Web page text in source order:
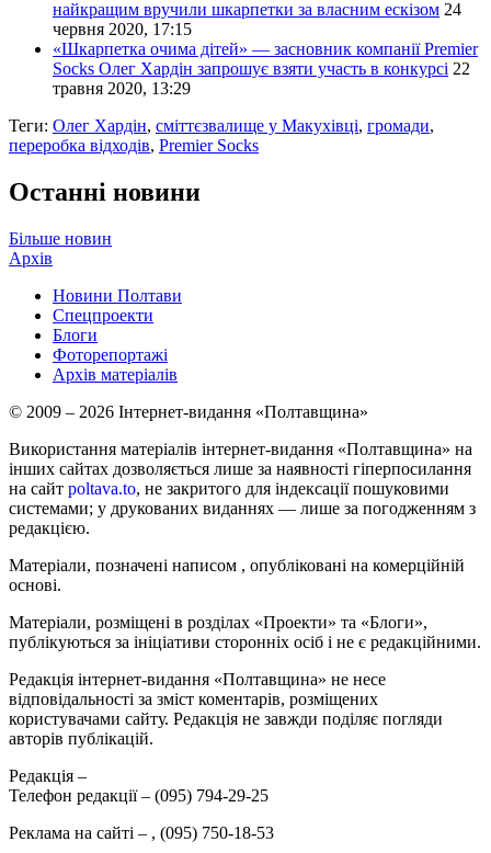
найкращим вручили шкарпетки за власним ескізом 24
червня 2020, 17:15
«Шкарпетка очима дітей» — засновник компанії Premier
Socks Олег Хардін запрошує взяти участь в конкурсі 22
травня 2020, 13:29
Теги: Олег Хардін, сміттєзвалище у Макухівці, громади,
переробка відходів, Premier Socks
Останні новини
Більше новин
Архів
Новини Полтави
Спецпроекти
Блоги
Фоторепортажі
Архів матеріалів
© 2009 – 2026 Інтернет-видання «Полтавщина»
Використання матеріалів інтернет-видання «Полтавщина» на
інших сайтах дозволяється лише за наявності гіперпосилання
на сайт poltava.to, не закритого для індексації пошуковими
системами; у друкованих виданнях — лише за погодженням з
редакцією.
Матеріали, позначені написом , опубліковані на комерційній
основі.
Матеріали, розміщені в розділах «Проекти» та «Блоги»,
публікуються за ініціативи сторонніх осіб і не є редакційними.
Редакція інтернет-видання «Полтавщина» не несе
відповідальності за зміст коментарів, розміщених
користувачами сайту. Редакція не завжди поділяє погляди
авторів публікацій.
Редакція –
Телефон редакції – (095) 794-29-25
Реклама на сайті – , (095) 750-18-53